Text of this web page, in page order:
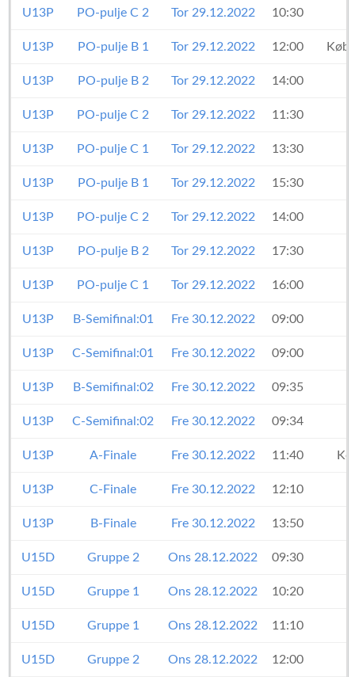
U13P PO-pulje C 2 Tor 29.12.2022 10:30
U13P PO-pulje B 1 Tor 29.12.2022 12:00
U13P PO-pulje B 2 Tor 29.12.2022 14:00
U13P PO-pulje C 2 Tor 29.12.2022 11:30
U13P PO-pulje C 1 Tor 29.12.2022 13:30
U13P PO-pulje B 1 Tor 29.12.2022 15:30
U13P PO-pulje C 2 Tor 29.12.2022 14:00
U13P PO-pulje B 2 Tor 29.12.2022 17:30
U13P PO-pulje C 1 Tor 29.12.2022 16:00
U13P B-Semifinal:01 Fre 30.12.2022 09:00
U13P C-Semifinal:01 Fre 30.12.2022 09:00
U13P B-Semifinal:02 Fre 30.12.2022 09:35
U13P C-Semifinal:02 Fre 30.12.2022 09:34
U13P A-Finale Fre 30.12.2022 11:40
U13P C-Finale Fre 30.12.2022 12:10
U13P B-Finale Fre 30.12.2022 13:50
U15D Gruppe 2 Ons 28.12.2022 09:30
U15D Gruppe 1 Ons 28.12.2022 10:20
U15D Gruppe 1 Ons 28.12.2022 11:10
U15D Gruppe 2 Ons 28.12.2022 12:00